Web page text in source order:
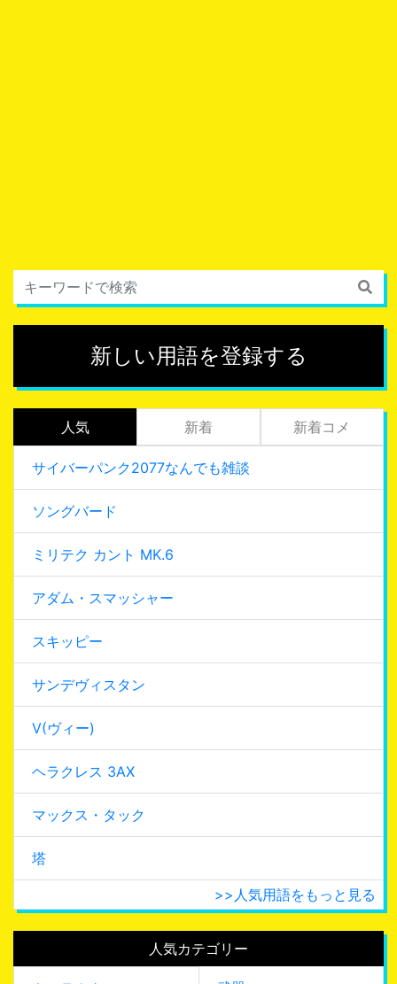
新しい用語を登録する
人気 新着 新着コメ
サイバーパンク2077なんでも雑談
ソングバード
ミリテク カント MK.6
アダム・スマッシャー
スキッピー
サンデヴィスタン
V(ヴィー)
ヘラクレス 3AX
マックス・タック
塔
>>人気用語をもっと見る
人気カテゴリー